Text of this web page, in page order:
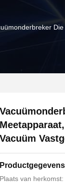
Vacuüm
Productgegevens
Plaats van herkomst: